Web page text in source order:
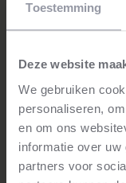
Toestemming
Deze website
We gebruiken
personaliseren,
en om ons
informatie over
partners voor
Zeeuwse
0118 637 777
Muziekgebouw
040 244 2020
tickets@mgehv.nl
Concertgebouw
024 322 1100